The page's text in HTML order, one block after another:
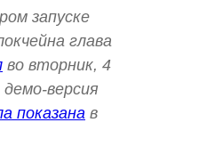
запуске
глава
во вторник, 4
версия
показана в